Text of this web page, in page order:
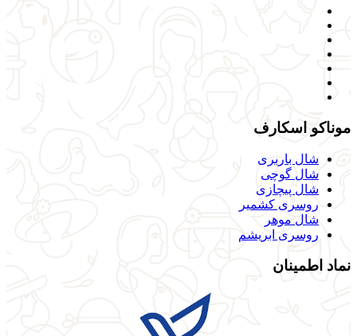
موناکو اسکارف
شال باربری
شال گوچی
شال پیچازی
روسری کشمیر
شال موهر
روسری ابریشم
نماد اطمینان